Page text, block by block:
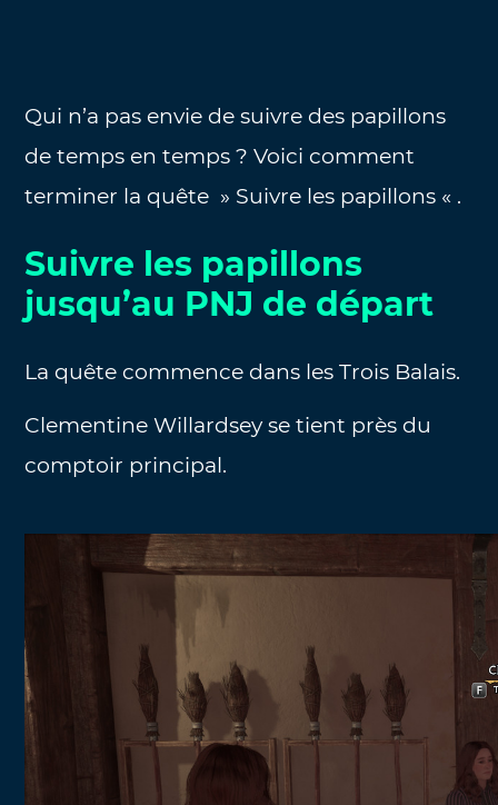
Qui n’a pas envie de suivre des papillons
de temps en temps ? Voici comment
terminer la quête » Suivre les papillons « .
Suivre les papillons
jusqu’au PNJ de départ
La quête commence dans les Trois Balais.
Clementine Willardsey se tient près du
comptoir principal.